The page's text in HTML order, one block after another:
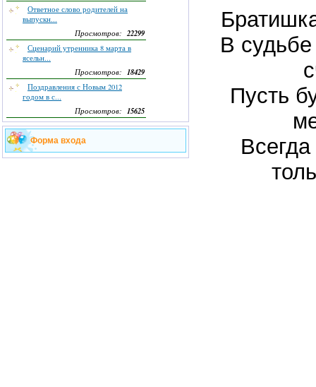
Ответное слово родителей на
выпускн...
Просмотров:22299
Сценарий утренника 8 марта в
ясельн...
Просмотров: 18429
Поздравления с Новым 2012
годом в с...
Просмотров: 15625
Форма входа
В
Пусть